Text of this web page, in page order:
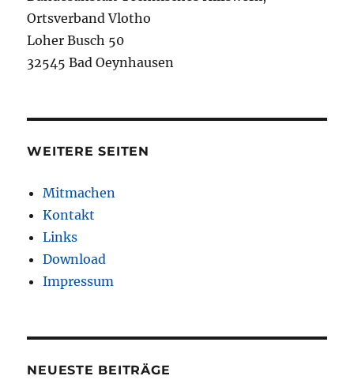
Ortsverband Vlotho
Loher Busch 50
32545 Bad Oeynhausen
WEITERE SEITEN
Mitmachen
Kontakt
Links
Download
Impressum
NEUESTE BEITRÄGE